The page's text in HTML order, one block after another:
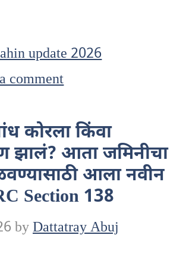
update 2026
comment
कोरला किंवा
झालं? आता जमिनीचा
आला नवीन
Section 138
byDattatray Abuj